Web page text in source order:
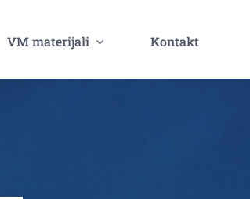
VM materijali Kontakt